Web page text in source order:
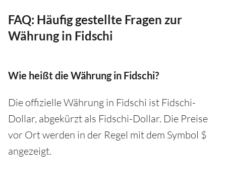
FAQ: Häufig gestellte Fragen zur
Währung in Fidschi
Wie heißt die Währung in Fidschi?
Die offizielle Währung in Fidschi ist Fidschi-
Dollar, abgekürzt als Fidschi-Dollar. Die Preise
vor Ort werden in der Regel mit dem Symbol $
angezeigt.